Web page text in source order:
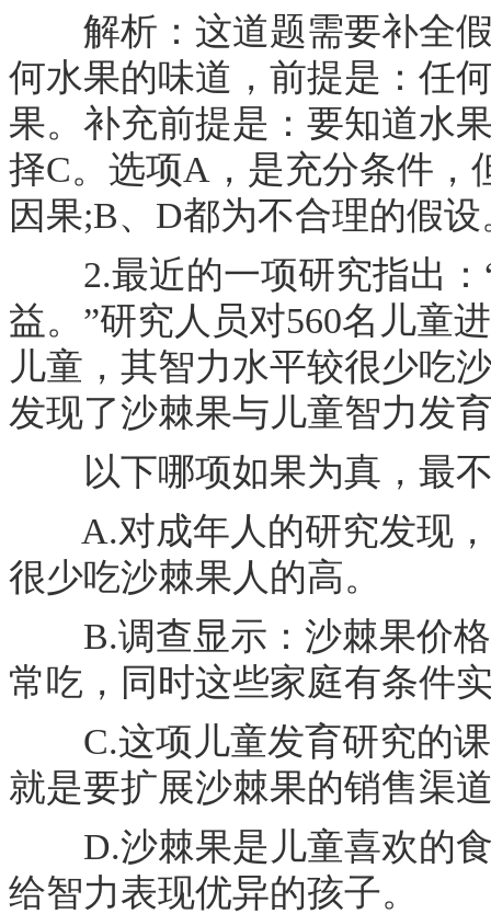
解析：这道题需要补全假
何水果的味道，前提是：任
果。补充前提是：要知道水
择C。选项A，是充分条件，
因果;B、D都为不合理的假设
2.最近的一项研究指出：
益。”研究人员对560名儿童
儿童，其智力水平较很少吃
发现了沙棘果与儿童智力发
以下哪项如果为真，最不
A.对成年人的研究发现，
很少吃沙棘果人的高。
B.调查显示：沙棘果价格
常吃，同时这些家庭有条件
C.这项儿童发育研究的课
就是要扩展沙棘果的销售渠
D.沙棘果是儿童喜欢的食
给智力表现优异的孩子。